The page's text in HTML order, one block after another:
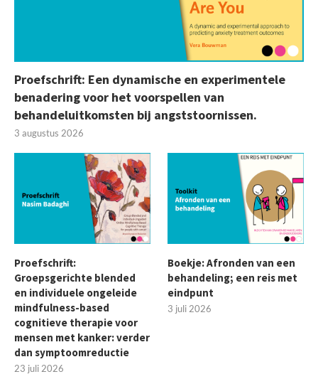
Proefschrift: Een dynamische en experimentele
benadering voor het voorspellen van
behandeluitkomsten bij angststoornissen.
3 augustus 2026
Proefschrift:
Groepsgerichte blended
en individuele ongeleide
mindfulness-based
cognitieve therapie voor
mensen met kanker: verder
dan symptoomreductie
23 juli 2026
Boekje: Afronden van een
behandeling; een reis met
eindpunt
3 juli 2026